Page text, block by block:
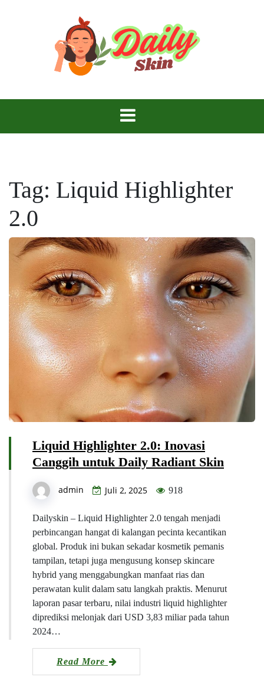
Daily Skin
Tag: Liquid Highlighter
2.0
Liquid Highlighter 2.0: Inovasi
Canggih untuk Daily Radiant Skin
admin Juli 2, 2025 918
Dailyskin – Liquid Highlighter 2.0 tengah menjadi
perbincangan hangat di kalangan pecinta kecantikan
global. Produk ini bukan sekadar kosmetik pemanis
tampilan, tetapi juga mengusung konsep skincare
hybrid yang menggabungkan manfaat rias dan
perawatan kulit dalam satu langkah praktis. Menurut
laporan pasar terbaru, nilai industri liquid highlighter
diprediksi melonjak dari USD 3,83 miliar pada tahun
2024…
Read More